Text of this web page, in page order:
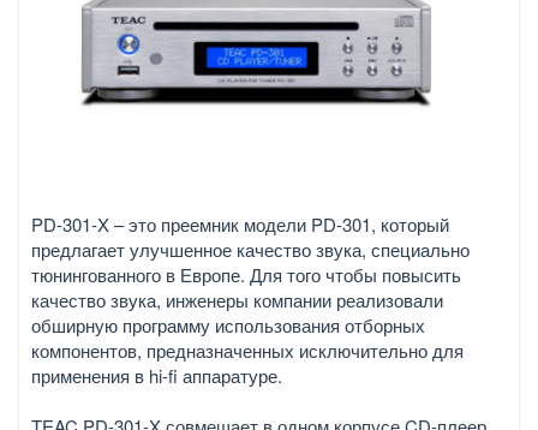
PD-301-X – это преемник модели PD-301, который
предлагает улучшенное качество звука, специально
тюнингованного в Европе. Для того чтобы повысить
качество звука, инженеры компании реализовали
обширную программу использования отборных
компонентов, предназначенных исключительно для
применения в hi-fi аппаратуре.